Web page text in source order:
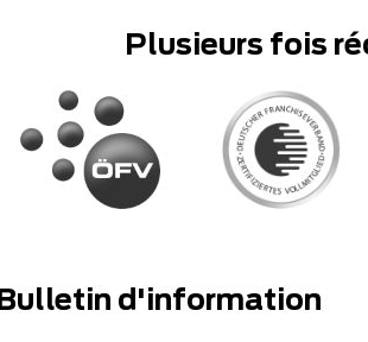
Plusieurs fois
Bulletin d'information